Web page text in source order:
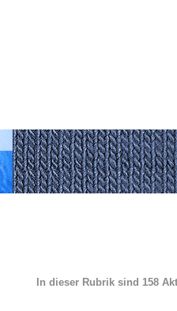
In dieser Rubrik sind 158